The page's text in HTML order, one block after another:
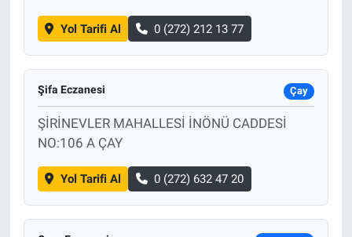
Yol Tarifi Al 0 (272) 212 13 77
Şifa Eczanesi Çay
ŞİRİNEVLER MAHALLESİ İNÖNÜ CADDESİ
NO:106 A ÇAY
Yol Tarifi Al 0 (272) 632 47 20